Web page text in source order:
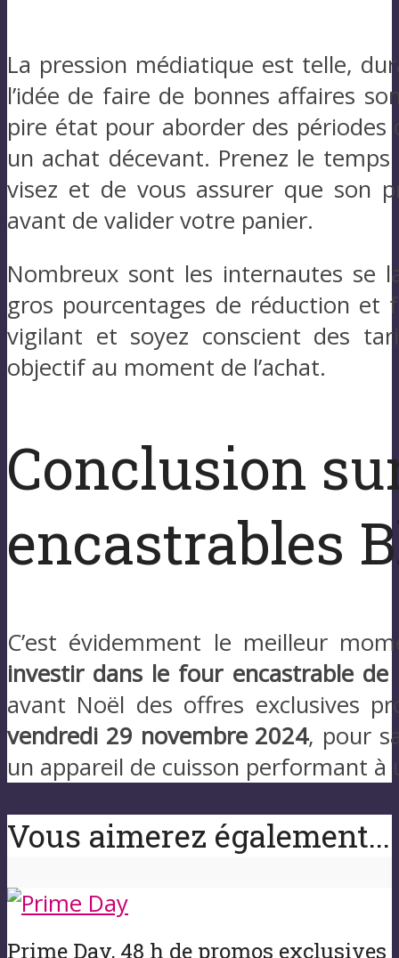
La pression médiatique est telle,
l’idée de faire de bonnes affaires
pire état pour aborder des
un achat décevant. Prenez le
visez et de vous assurer que son
avant de valider votre panier.
Nombreux sont les internautes se
gros pourcentages de réduction et
vigilant et soyez conscient des
objectif au moment de l’achat.
Conclusion
encastrables
C’est évidemment le meilleur
investir dans le four encastrable
avant Noël des offres exclusives
vendredi 29 novembre 2024, pour
un appareil de cuisson performant à
Vous aimerez également...
Prime Day, 48 h de promos exclusives